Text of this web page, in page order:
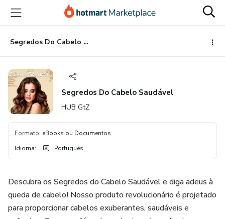
para
conteúdo
principal
para
pagamento
para
rodapé
Segredos Do Cabelo Saudável
Segredos Do Cabelo Saudável
HUB GtZ
Formato: eBooks ou Documentos
Idioma: Português
Descubra os Segredos do Cabelo Saudável e diga adeus à
queda de cabelo! Nosso produto revolucionário é projetado
para proporcionar cabelos exuberantes, saudáveis e